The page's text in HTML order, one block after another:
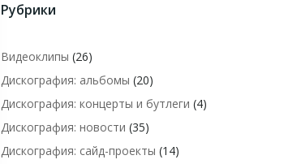
Рубрики
Видеоклипы (26)
Дискография: альбомы (20)
Дискография: концерты и бутлеги (4)
Дискография: новости (35)
Дискография: сайд-проекты (14)